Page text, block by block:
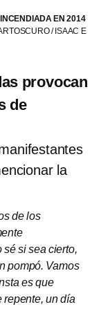
EN 2014
/ ISAAC E
provocan
de
la
de los
sé si sea cierto,
pompó. Vamos
es que
repente, un día